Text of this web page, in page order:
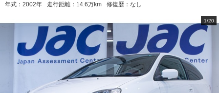
年式： 2002年 走行距離： 14.6万km 修復歴： なし
1/20